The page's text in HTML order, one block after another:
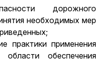
дорожного
необходимых мер
практики применения
области обеспечения